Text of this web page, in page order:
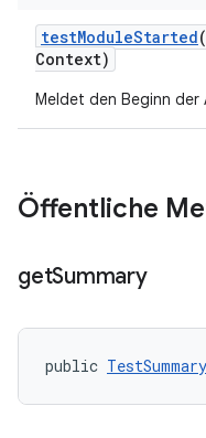
testModuleStarted(
Context)
Meldet den Beginn der
Öffentliche
getSummary
public TestSummary